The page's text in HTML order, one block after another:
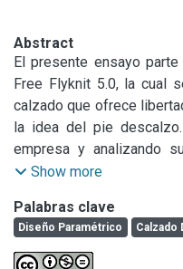
Abstract
El presente ensayo
Free Flyknit 5.0, la cual
calzado que ofrece
la idea del pie
empresa y analizando
cómo materializar en una
tecnología para
dimensiones, mediante
investiga sobre la su
Show more
Palabras clave
Diseño Paramétrico Calzado